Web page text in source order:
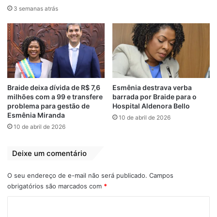
Relacionado
Para justificar
atraso de salários,
empresa 1001 diz
ter levado calote
do prefeito Braide e
do governador
Brandão
14 de novembro de 2025
Em "SÃO LUÍS-MA"
Carro pega fogo
em ponte de São
Luís-MA
Em "PINHEIRO-MA"
Ônibus que
transportava
empresa pega fogo
na BR-135
23 de junho de 2020
3 semanas atrás
Braide deixa dívida de R$ 7,6
milhões com a 99 e transfere
problema para gestão de
Esmênia Miranda
10 de abril de 2026
Esmênia destrava verba
barrada por Braide para o
Hospital Aldenora Bello
10 de abril de 2026
Deixe um comentário
O seu endereço de e-mail não será publicado. Campos
obrigatórios são marcados com *